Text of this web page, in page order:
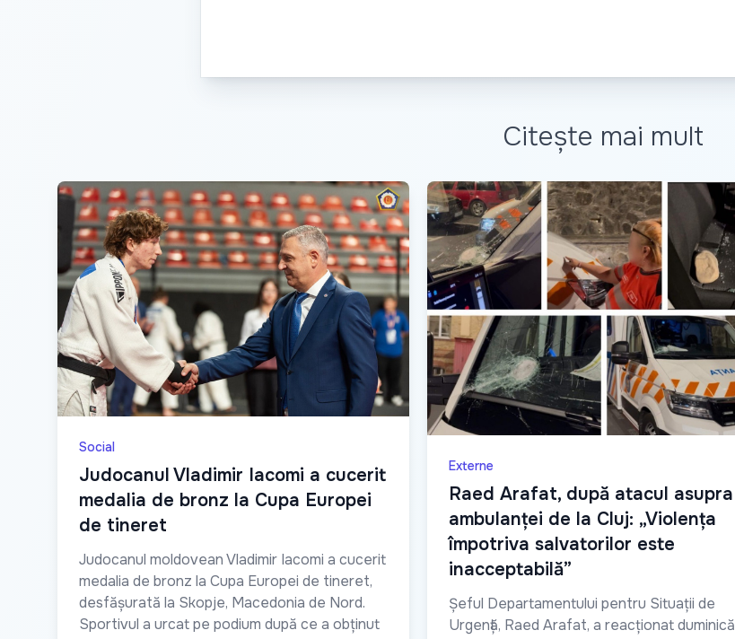
Citește mai mult
Social
Judocanul Vladimir Iacomi a cucerit
medalia de bronz la Cupa Europei
de tineret
Judocanul moldovean Vladimir Iacomi a cucerit
medalia de bronz la Cupa Europei de tineret,
desfășurată la Skopje, Macedonia de Nord.
Sportivul a urcat pe podium după ce a obținut
Externe
Raed Arafat, după atacul asupra
ambulanței de la Cluj: „Violența
împotriva salvatorilor este
inacceptabilă”
Șeful Departamentului pentru Situații de
Urgență, Raed Arafat, a reacționat duminică